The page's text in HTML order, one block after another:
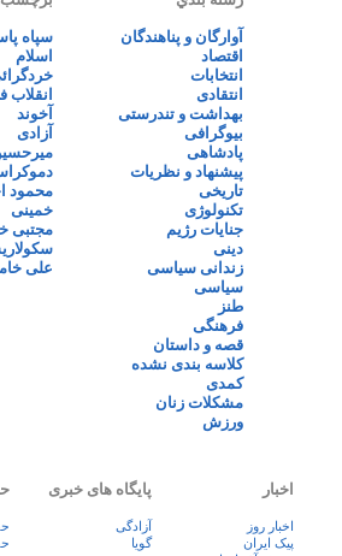
آوارگان و پناهندگان
اقتصاد
انتخابات
انتقادی
بهداشت و تندرستی
بیوگرافی
پادشاهی
پیشنهاد و نظریات
تاریخی
تکنولوژی
جنایات رژیم
دینی
زندانی سیاسی
سیاسی
طنز
فرهنگی
قصه و داستان
کلاسه بندی نشده
کمدی
مشکلات زنان
ورزش
سپاه
اسلام
انقلاب
آخوند
آزادی
محمود
خمینی
مجتبی
علی
اخبار
اخبار روز
پيک ايران
پایگاه های خبری
آزادگی
گویا